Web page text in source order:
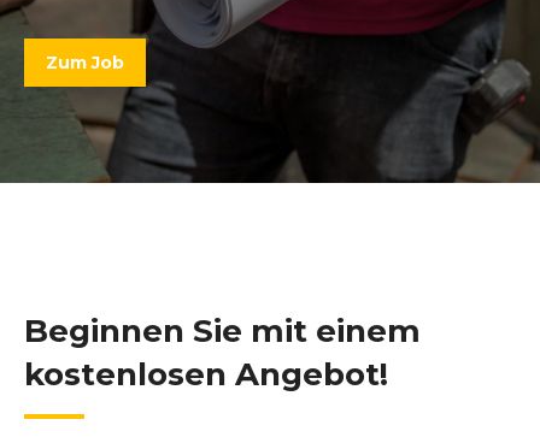
Zum Job
Beginnen Sie mit einem
kostenlosen Angebot!